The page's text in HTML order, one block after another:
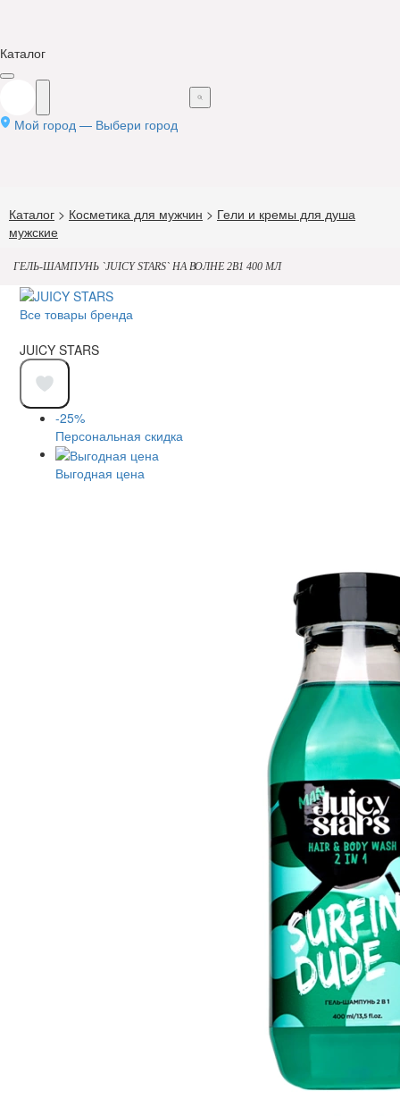
Каталог
Мой город — Выбери город
Каталог > Косметика для мужчин > Гели и кремы для душа
мужские
ГЕЛЬ-ШАМПУНЬ `JUICY STARS` НА ВОЛНЕ 2В1 400 МЛ
Все товары бренда
JUICY STARS
-25%
Персональная скидка
Выгодная цена